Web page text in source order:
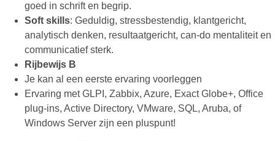
goed in schrift en begrip.
Soft skills: Geduldig, stressbestendig, klantgericht,
analytisch denken, resultaatgericht, can-do mentaliteit en
communicatief sterk.
Rijbewijs B
Je kan al een eerste ervaring voorleggen
Ervaring met GLPI, Zabbix, Azure, Exact Globe+, Office
plug-ins, Active Directory, VMware, SQL, Aruba, of
Windows Server zijn een pluspunt!